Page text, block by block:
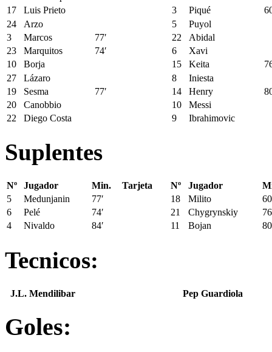
17
Luis Prieto 3 Piqué
24
Arzo 5
Puyol
3
Marcos 77′ 22
Abidal
23
Marquitos 74′ 6
Xavi
10
Borja 15 Keita
27
Lázaro 8
Iniesta
19
Sesma 77′ 14 Henry
20
Canobbio 10
Messi
22
Diego Costa 9 Ibrahimovic
Suplentes
Nº Jugador Min. Tarjeta Nº Jugador
5
Medunjanin 77′ 18 Milito
6
Pelé 74′ 21 Chygrynskiy
4
Nivaldo 84′ 11 Bojan
Tecnicos:
J.L. Mendilibar Pep Guardiola
Goles: